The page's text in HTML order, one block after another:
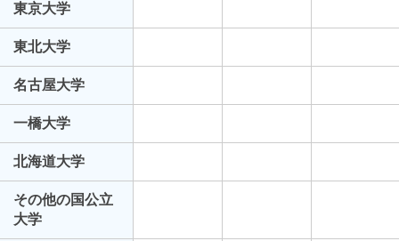
東京大学
東北大学
名古屋大学
一橋大学
北海道大学
その他の国公立
大学